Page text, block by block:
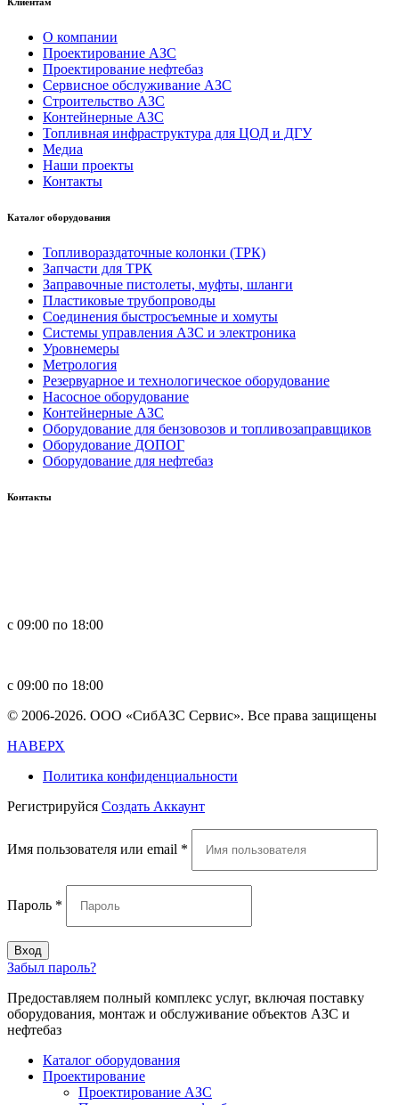
О компании
Проектирование АЗС
Проектирование нефтебаз
Сервисное обслуживание АЗС
Строительство АЗС
Контейнерные АЗС
Топливная инфраструктура для ЦОД и ДГУ
Медиа
Наши проекты
Контакты
Каталог оборудования
Топливораздаточные колонки (ТРК)
Запчасти для ТРК
Заправочные пистолеты, муфты, шланги
Пластиковые трубопроводы
Соединения быстросъемные и хомуты
Системы управления АЗС и электроника
Уровнемеры
Метрология
Резервуарное и технологическое оборудование
Насосное оборудование
Контейнерные АЗС
Оборудование для бензовозов и топливозаправщиков
Оборудование ДОПОГ
Оборудование для нефтебаз
Контакты
с 09:00 по 18:00
с 09:00 по 18:00
© 2006-2026. ООО «СибАЗС Сервис». Все права защищены
НАВЕРХ
Политика конфиденциальности
Регистрируйся Создать Аккаунт
Имя пользователя или email *
Пароль *
Вход
Забыл пароль?
Предоставляем полный комплекс услуг, включая поставку
оборудования, монтаж и обслуживание объектов АЗС и
нефтебаз
Каталог оборудования
Проектирование
Проектирование АЗС